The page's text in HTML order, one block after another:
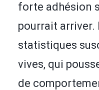
forte adhésion
pourrait arriver.
statistiques
vives, qui
de